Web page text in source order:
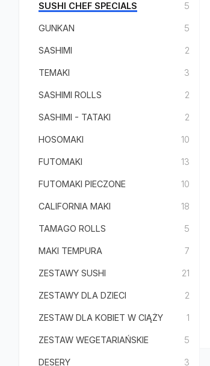
SUSHI CHEF SPECIALS 5
GUNKAN 5
SASHIMI 2
TEMAKI 3
SASHIMI ROLLS 2
SASHIMI - TATAKI 2
HOSOMAKI 10
FUTOMAKI 13
FUTOMAKI PIECZONE 10
CALIFORNIA MAKI 18
TAMAGO ROLLS 5
MAKI TEMPURA 7
ZESTAWY SUSHI 21
ZESTAWY DLA DZIECI 2
ZESTAW DLA KOBIET W CIĄŻY 1
ZESTAW WEGETARIAŃSKIE 5
DESERY 3